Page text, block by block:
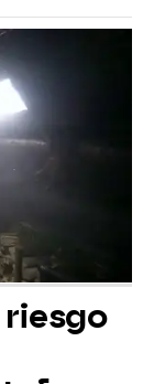
riesgo